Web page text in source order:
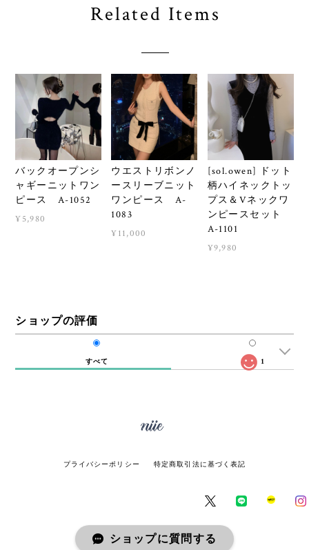
Related Items
バックオープンシ
ャギーニットワン
ピース A-1052
¥5,980
ウエストリボンノ
ースリーブニット
ワンピース A-
1083
¥11,000
[sol.owen] ドット
柄ハイネックトッ
プス＆Vネックワ
ンピースセット
A-1101
¥9,980
ショップの評価
すべて 1
プライバシーポリシー 特定商取引法に基づく表記
© miie online store All rights reserved.
ショップに質問する